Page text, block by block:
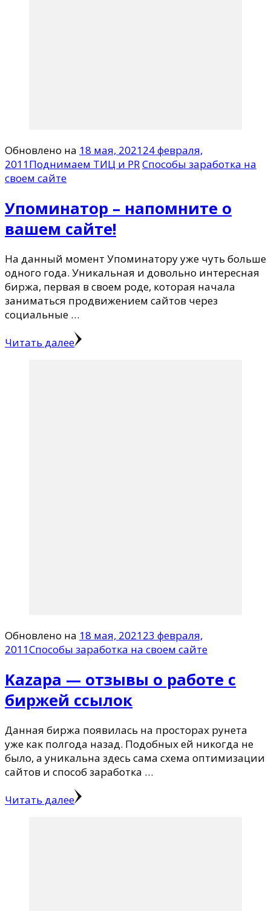
Обновлено на 18 мая, 202124 февраля,
2011Поднимаем ТИЦ и PRСпособы заработка на
своем сайте
Упоминатор – напомните о
вашем сайте!
На данный момент Упоминатору уже чуть больше
одного года. Уникальная и довольно интересная
биржа, первая в своем роде, которая начала
заниматься продвижением сайтов через
социальные …
Читать далее
Обновлено на 18 мая, 202123 февраля,
2011Способы заработка на своем сайте
Kazapa — отзывы о работе с
биржей ссылок
Данная биржа появилась на просторах рунета
уже как полгода назад. Подобных ей никогда не
было, а уникальна здесь сама схема оптимизации
сайтов и способ заработка …
Читать далее